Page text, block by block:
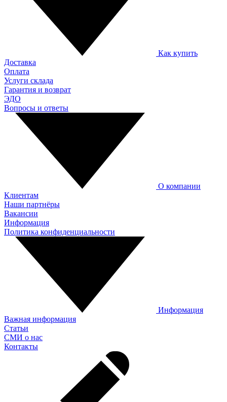
Как купить
Доставка
Оплата
Услуги склада
Гарантия и возврат
ЭДО
Вопросы и ответы
О компании
Клиентам
Наши партнёры
Вакансии
Информация
Политика конфиденциальности
Информация
Важная информация
Статьи
СМИ о нас
Контакты